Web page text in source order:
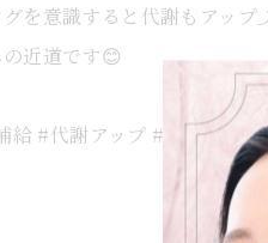
を意識すると代謝もアッ
近道です😊
給 #代謝アップ #健康習慣